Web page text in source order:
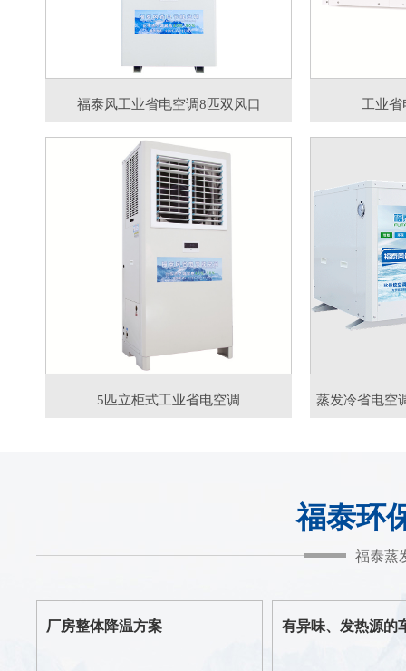
福泰风工业省电空调8匹双风口 工业省
5匹立柜式工业省电空调 蒸发冷省电空
福泰环
福泰蒸
厂房整体降温方案 有异味、发热源的